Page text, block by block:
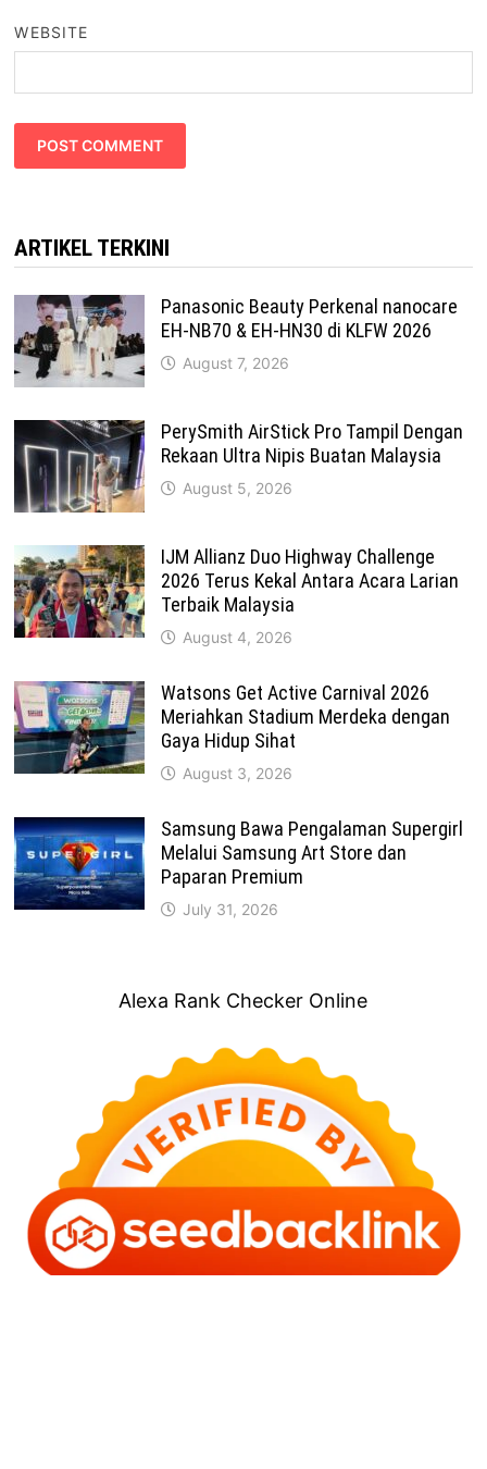
WEBSITE
ARTIKEL TERKINI
Panasonic Beauty Perkenal nanocare
EH-NB70 & EH-HN30 di KLFW 2026
August 7, 2026
PerySmith AirStick Pro Tampil Dengan
Rekaan Ultra Nipis Buatan Malaysia
August 5, 2026
IJM Allianz Duo Highway Challenge
2026 Terus Kekal Antara Acara Larian
Terbaik Malaysia
August 4, 2026
Watsons Get Active Carnival 2026
Meriahkan Stadium Merdeka dengan
Gaya Hidup Sihat
August 3, 2026
Samsung Bawa Pengalaman Supergirl
Melalui Samsung Art Store dan
Paparan Premium
July 31, 2026
Alexa Rank Checker Online